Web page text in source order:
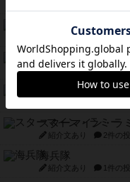
ふたつの街の物語
紹介文あり 18件の
クランク! ：冒険
紹介文あり 4件の
とうほうの！
スターマイン・ラ
紹介文あり 2件の
海兵隊
紹介文あり 1件の